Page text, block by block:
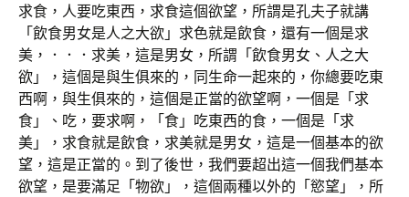
求食，人要吃東西，求食這個欲望，所謂是孔夫子就講
「飲食男女是人之大欲」求色就是飲食，還有一個是求
美，．．．求美，這是男女，所謂「飲食男女、人之大
欲」，這個是與生俱來的，同生命一起來的，你總要吃東
西啊，與生俱來的，這個是正當的欲望啊，一個是「求
食」、吃，要求啊，「食」吃東西的食，一個是「求
美」，求食就是飲食，求美就是男女，這是一個基本的欲
望，這是正當的。到了後世，我們要超出這一個我們基本
欲望，是要滿足「物欲」，這個兩種以外的「慾望」，所